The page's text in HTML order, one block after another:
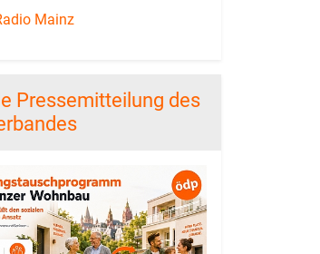
Mainz
Pressemitteilung des